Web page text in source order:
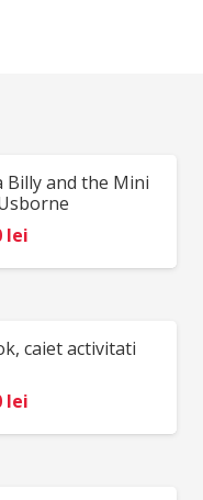
pentru cadou si
non-toxice,
supraveghere
F ranța
Billy and the Mini
lei.
lei
curent
caiet activitati
lei
curent